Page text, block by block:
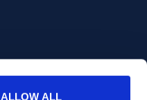
ALLOW ALL